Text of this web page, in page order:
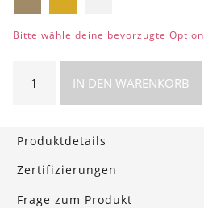
Bitte wähle deine bevorzugte Option
Aztec
IN DEN WARENKORB
Produktdetails
Zertifizierungen
Frage zum Produkt